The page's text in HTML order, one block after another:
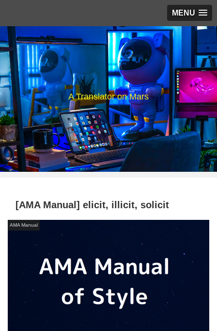
MENU
A Translator on Mars
[AMA Manual] elicit, illicit, solicit
AMA Manual